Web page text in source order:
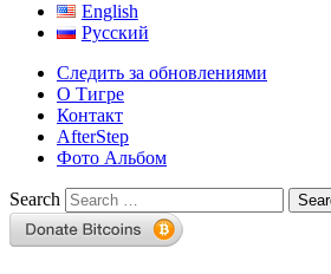
English
Русский
Следить за обновлениями
О Тигре
Контакт
AfterStep
Фото Альбом
Search